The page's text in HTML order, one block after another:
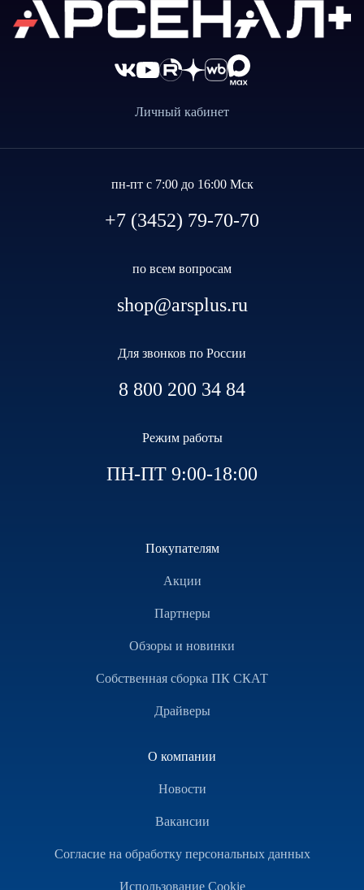
Личный кабинет
пн-пт с 7:00 до 16:00 Мск
+7 (3452) 79-70-70
по всем вопросам
shop@arsplus.ru
Для звонков по России
8 800 200 34 84
Режим работы
ПН-ПТ 9:00-18:00
Покупателям
Акции
Партнеры
Обзоры и новинки
Собственная сборка ПК СКАТ
Драйверы
О компании
Новости
Вакансии
Согласие на обработку персональных данных
Использование Cookie